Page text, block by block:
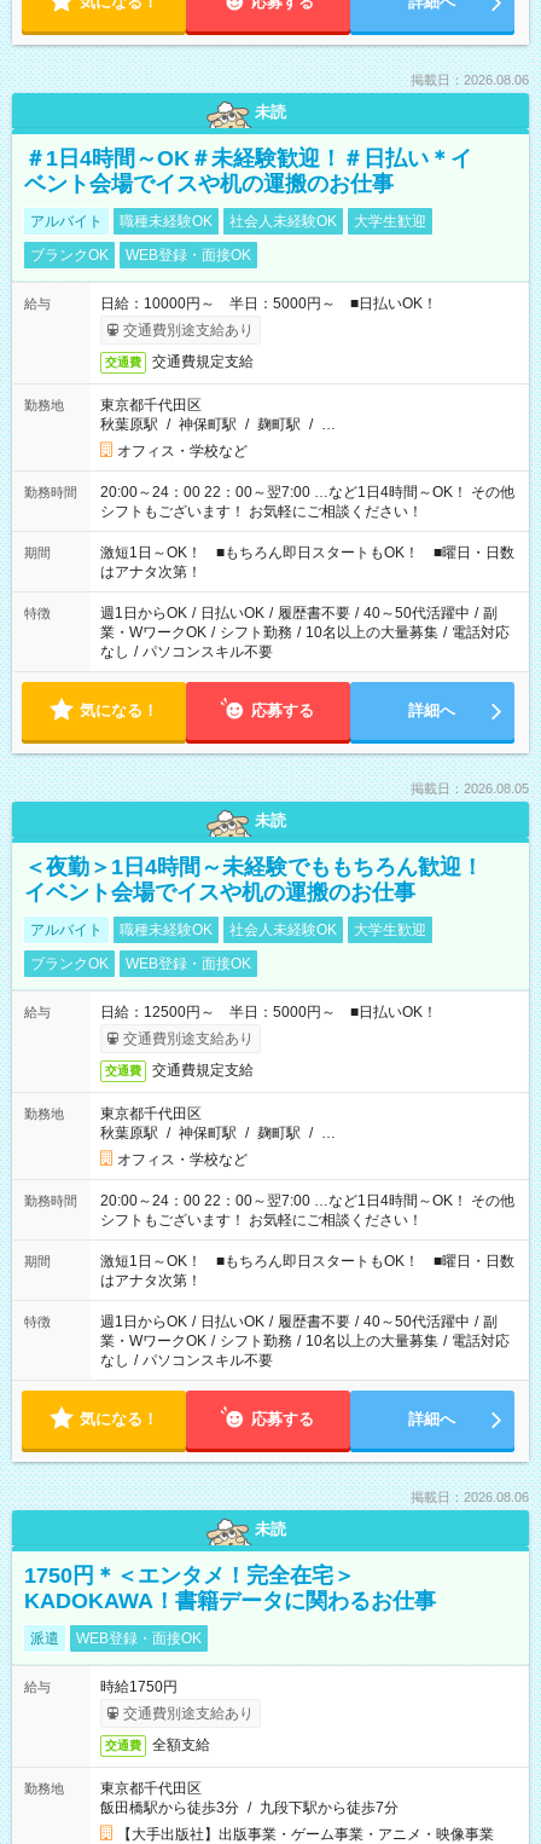
掲載日：2026.08.06
未読
＃1日4時間～OK＃未経験歓迎！＃日払い＊イ
ベント会場でイスや机の運搬のお仕事
アルバイト 職種未経験OK 社会人未経験OK
大学生歓迎
ブランクOK
WEB登録・面接OK
給与
日給：10000円～ 半日：5000円～ ■日払いOK！
交通費別途支給あり
交通費 交通費規定支給
勤務地
東京都千代田区
秋葉原駅 / 神保町駅 / 麹町駅 / …
オフィス・学校など
勤務時間
20:00～24：00 22：00～翌7:00 …など1日4時間～OK！ その他
シフトもございます！ お気軽にご相談ください！
期間
激短1日～OK！ ■もちろん即日スタートもOK！ ■曜日・日数
はアナタ次第！
特徴 週1日からOK / 日払いOK / 履歴書不要 / 40～50代活躍中 / 副
業・WワークOK / シフト勤務 / 10名以上の大量募集 / 電話対応
なし / パソコンスキル不要
気になる！ 応募する 詳細へ
掲載日：2026.08.05
未読
＜夜勤＞1日4時間～未経験でももちろん歓迎！
イベント会場でイスや机の運搬のお仕事
アルバイト 職種未経験OK 社会人未経験OK
大学生歓迎
ブランクOK
WEB登録・面接OK
給与
日給：12500円～ 半日：5000円～ ■日払いOK！
交通費別途支給あり
交通費 交通費規定支給
勤務地
東京都千代田区
秋葉原駅 / 神保町駅 / 麹町駅 / …
オフィス・学校など
勤務時間
20:00～24：00 22：00～翌7:00 …など1日4時間～OK！ その他
シフトもございます！ お気軽にご相談ください！
期間
激短1日～OK！ ■もちろん即日スタートもOK！ ■曜日・日数
はアナタ次第！
特徴 週1日からOK / 日払いOK / 履歴書不要 / 40～50代活躍中 / 副
業・WワークOK / シフト勤務 / 10名以上の大量募集 / 電話対応
なし / パソコンスキル不要
気になる！ 応募する 詳細へ
掲載日：2026.08.06
未読
1750円＊＜エンタメ！完全在宅＞
KADOKAWA！書籍データに関わるお仕事
派遣 WEB登録・面接OK
給与
時給1750円
交通費別途支給あり
交通費 全額支給
勤務地
東京都千代田区
飯田橋駅から徒歩3分 / 九段下駅から徒歩7分
【大手出版社】出版事業・ゲーム事業・アニメ・映像事業